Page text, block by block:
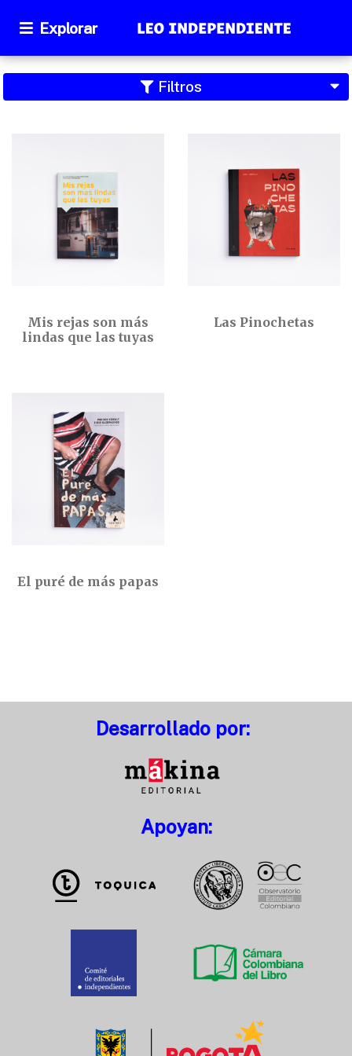
Explorar
Filtros
Mis rejas son más
lindas que las tuyas
Las Pinochetas
El puré de más papas
Desarrollado por:
Apoyan: